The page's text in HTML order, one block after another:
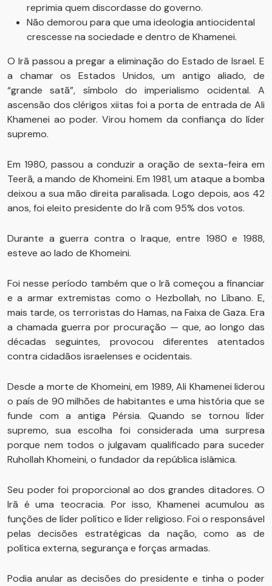
reprimia quem discordasse do governo.
Não demorou para que uma ideologia antiocidental
crescesse na sociedade e dentro de Khamenei.
O Irã passou a pregar a eliminação do Estado de Israel. E
a chamar os Estados Unidos, um antigo aliado, de
“grande satã”, símbolo do imperialismo ocidental. A
ascensão dos clérigos xiitas foi a porta de entrada de Ali
Khamenei ao poder. Virou homem da confiança do líder
supremo.
Em 1980, passou a conduzir a oração de sexta-feira em
Teerã, a mando de Khomeini. Em 1981, um ataque a bomba
deixou a sua mão direita paralisada. Logo depois, aos 42
anos, foi eleito presidente do Irã com 95% dos votos.
Durante a guerra contra o Iraque, entre 1980 e 1988,
esteve ao lado de Khomeini.
Foi nesse período também que o Irã começou a financiar
e a armar extremistas como o Hezbollah, no Líbano. E,
mais tarde, os terroristas do Hamas, na Faixa de Gaza. Era
a chamada guerra por procuração — que, ao longo das
décadas seguintes, provocou diferentes atentados
contra cidadãos israelenses e ocidentais.
Desde a morte de Khomeini, em 1989, Ali Khamenei liderou
o país de 90 milhões de habitantes e uma história que se
funde com a antiga Pérsia. Quando se tornou líder
supremo, sua escolha foi considerada uma surpresa
porque nem todos o julgavam qualificado para suceder
Ruhollah Khomeini, o fundador da república islâmica.
Seu poder foi proporcional ao dos grandes ditadores. O
Irã é uma teocracia. Por isso, Khamenei acumulou as
funções de líder político e líder religioso. Foi o responsável
pelas decisões estratégicas da nação, como as de
política externa, segurança e forças armadas.
Podia anular as decisões do presidente e tinha o poder